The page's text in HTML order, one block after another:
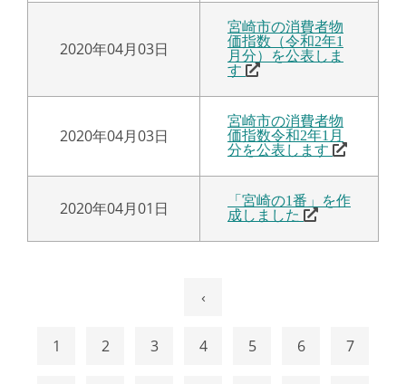
2020年04月03日
宮崎市の消費者物
価指数（令和2年1
月分）を公表しま
す
2020年04月03日
宮崎市の消費者物
価指数令和2年1月
分を公表します
2020年04月01日
「宮崎の1番」を作
成しました
‹
1 2 3 4 5 6 7